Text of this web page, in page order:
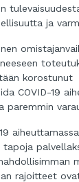
ja
korostunut
COVID-19
paremmin
19
tapoja
rajoitteet